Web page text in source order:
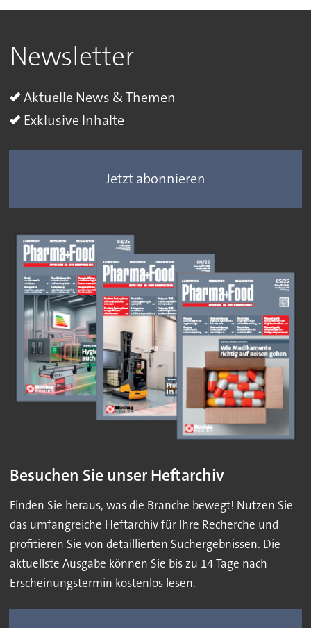
Newsletter
Aktuelle News & Themen
Exklusive Inhalte
Jetzt abonnieren
Besuchen Sie unser Heftarchiv
Finden Sie heraus, was die Branche bewegt! Nutzen Sie
das umfangreiche Heftarchiv für Ihre Recherche und
profitieren Sie von detaillierten Suchergebnissen. Die
aktuellste Ausgabe können Sie bis zu 14 Tage nach
Erscheinungstermin kostenlos lesen.